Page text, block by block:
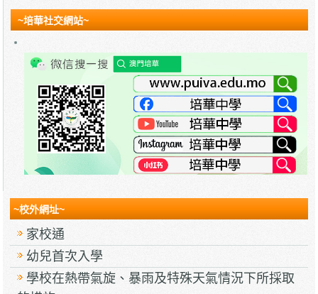
~培華社交網站~
~校外網址~
家校通
幼兒首次入學
學校在熱帶氣旋、暴雨及特殊天氣情況下所採取